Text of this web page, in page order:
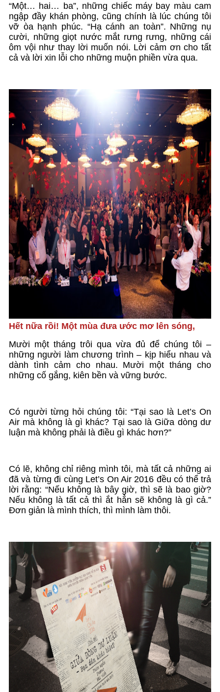
“Một… hai… ba”, những chiếc máy bay màu cam
ngập đầy khán phòng, cũng chính là lúc chúng tôi
vỡ òa hạnh phúc. “Hạ cánh an toàn”. Những nụ
cười, những giọt nước mắt rưng rưng, những cái
ôm vội như thay lời muốn nói. Lời cảm ơn cho tất
cả và lời xin lỗi cho những muộn phiền vừa qua.
Hết nữa rồi! Một mùa đưa ước mơ lên sóng,
Mười một tháng trôi qua vừa đủ để chúng tôi –
những người làm chương trình – kịp hiểu nhau và
dành tình cảm cho nhau. Mười một tháng cho
những cố gắng, kiên bền và vững bước.
Có người từng hỏi chúng tôi: “Tại sao là Let’s On
Air mà không là gì khác? Tại sao là Giữa dòng dư
luận mà không phải là điều gì khác hơn?”
Có lẽ, không chỉ riêng mình tôi, mà tất cả những ai
đã và từng đi cùng Let’s On Air 2016 đều có thể trả
lời rằng: “Nếu không là bây giờ, thì sẽ là bao giờ?
Nếu không là tất cả thì ắt hẳn sẽ không là gì cả.”
Đơn giản là mình thích, thì mình làm thôi.